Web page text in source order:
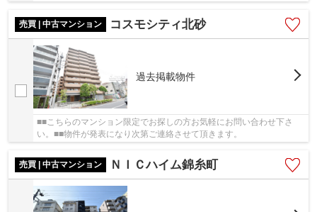
売買 | 中古マンション コスモシティ北砂
過去掲載物件
■■こちらのマンション限定でお探しの方お気軽にお問い合わせ下さ
い。■■物件が発表になり次第ご連絡させて頂きます。
売買 | 中古マンション ＮＩＣハイム錦糸町